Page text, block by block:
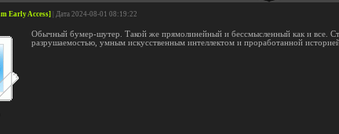
Early Access] | Дата 2024-08-01 08:19:22
Обычный бумер-шутер. Такой же прямолинейный и бессмысленный как и все.
разрушаемостью, умным искусственным интеллектом и проработанной